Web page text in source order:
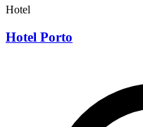
Hotel
Hotel Porto